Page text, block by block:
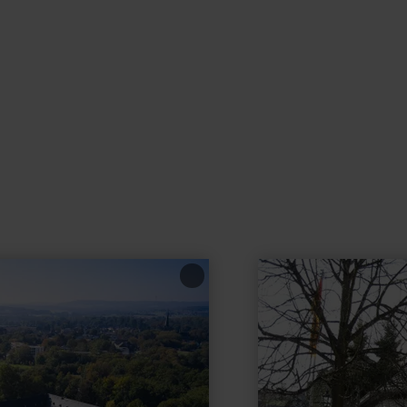
learn
more
about:
Tourist
Information
Tourist
Office
Ulmen